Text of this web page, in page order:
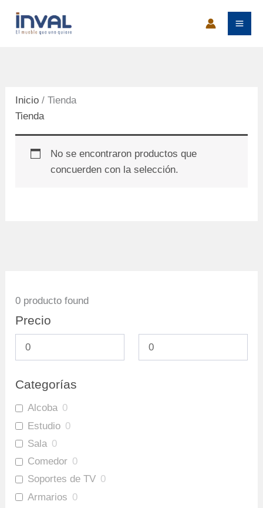
Inicio / Tienda
Tienda
No se encontraron productos que
concuerden con la selección.
0 producto found
Precio
Categorías
Alcoba 0
Estudio 0
Sala 0
Comedor 0
Soportes de TV 0
Armarios 0